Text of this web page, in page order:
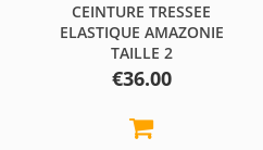
CEINTURE TRESSEE
ELASTIQUE AMAZONIE
TAILLE 2
Price
€36.00